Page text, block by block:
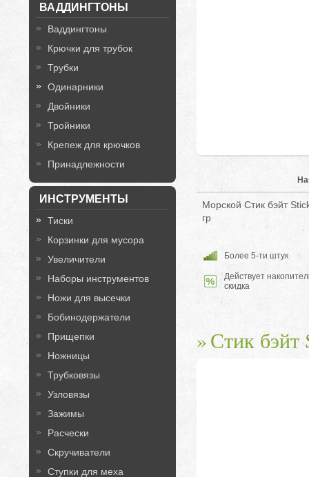
ВАДДИНГТОНЫ
Ваддингтоны
Крючки для трубок
Трубки
Одинарники
Двойники
Тройники
Крепеж для крючков
Принадлежности
ИНСТРУМЕНТЫ
Тиски
Корзинки для мусора
Увеличители
Наборы инструментов
Ножи для высечки
Бобинодержатели
Прищепки
Ножницы
Трубковязы
Узловязы
Зажимы
Расчески
Скручиватели
Ступки для меха
Морской Стик бэйт
гр
Более 5-ти штук
Действует
скидка
Стик бэйт